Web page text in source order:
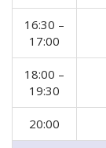
16:30 –
17:00
18:00 –
19:30
20:00